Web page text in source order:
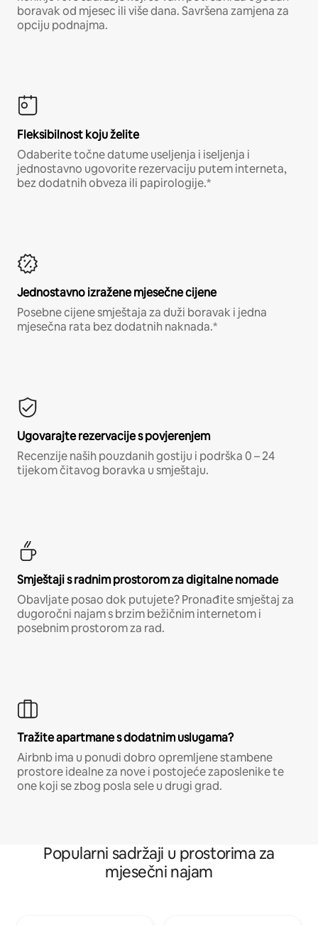
boravak od mjesec ili više dana. Savršena zamjena za
opciju podnajma.
Fleksibilnost koju želite
Odaberite točne datume useljenja i iseljenja i
jednostavno ugovorite rezervaciju putem interneta,
bez dodatnih obveza ili papirologije.*
Jednostavno izražene mjesečne cijene
Posebne cijene smještaja za duži boravak i jedna
mjesečna rata bez dodatnih naknada.*
Ugovarajte rezervacije s povjerenjem
Recenzije naših pouzdanih gostiju i podrška 0 – 24
tijekom čitavog boravka u smještaju.
Smještaji s radnim prostorom za digitalne nomade
Obavljate posao dok putujete? Pronađite smještaj za
dugoročni najam s brzim bežičnim internetom i
posebnim prostorom za rad.
Tražite apartmane s dodatnim uslugama?
Airbnb ima u ponudi dobro opremljene stambene
prostore idealne za nove i postojeće zaposlenike te
one koji se zbog posla sele u drugi grad.
Popularni sadržaji u prostorima za
mjesečni najam